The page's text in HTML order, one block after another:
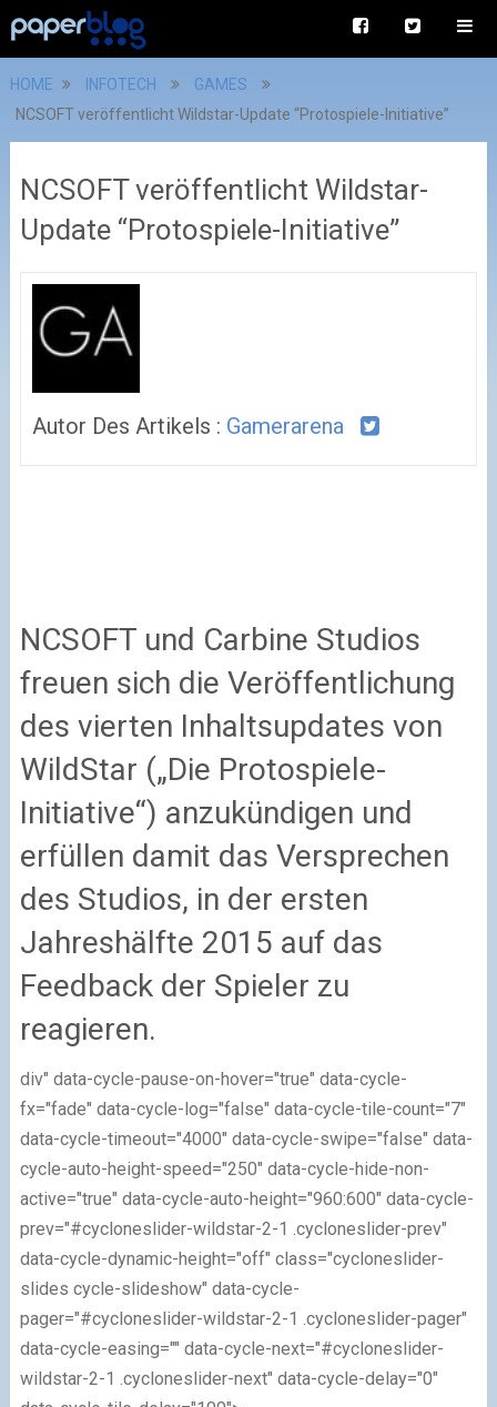
HOME INFOTECH
GAMES
NCSOFT veröffentlicht Wildstar-Update “Protospiele-Initiative”
NCSOFT veröffentlicht Wildstar-
Update “Protospiele-Initiative”
Autor Des Artikels : Gamerarena
NCSOFT und Carbine Studios
freuen sich die Veröffentlichung
des vierten Inhaltsupdates von
WildStar („Die Protospiele-
Initiative“) anzukündigen und
erfüllen damit das Versprechen
des Studios, in der ersten
Jahreshälfte 2015 auf das
Feedback der Spieler zu
reagieren.
div" data-cycle-pause-on-hover="true" data-cycle-
fx="fade" data-cycle-log="false" data-cycle-tile-count="7"
data-cycle-timeout="4000" data-cycle-swipe="false" data-
cycle-auto-height-speed="250" data-cycle-hide-non-
active="true" data-cycle-auto-height="960:600" data-cycle-
prev="#cycloneslider-wildstar-2-1 .cycloneslider-prev"
data-cycle-dynamic-height="off" class="cycloneslider-
slides cycle-slideshow" data-cycle-
pager="#cycloneslider-wildstar-2-1 .cycloneslider-pager"
data-cycle-easing="" data-cycle-next="#cycloneslider-
wildstar-2-1 .cycloneslider-next" data-cycle-delay="0"